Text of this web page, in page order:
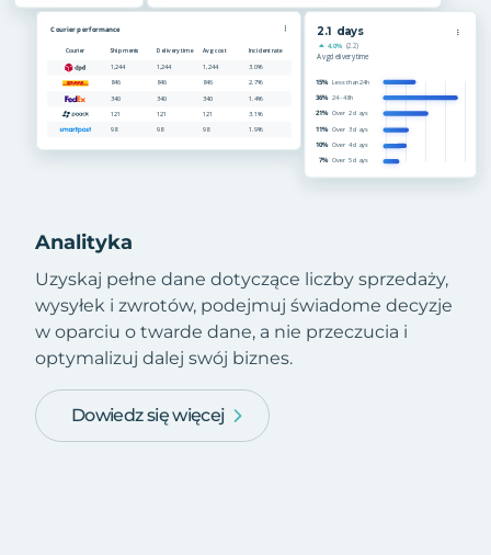
Analityka
Uzyskaj pełne dane dotyczące liczby sprzedaży,
wysyłek i zwrotów, podejmuj świadome decyzje
w oparciu o twarde dane, a nie przeczucia i
optymalizuj dalej swój biznes.
Dowiedz się więcej